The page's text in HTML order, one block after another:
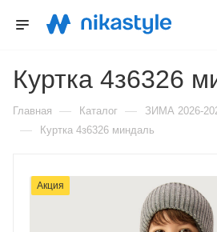
Куртка 4з6326
Главная — Каталог — ЗИМА 2026-
— Куртка 4з6326 миндаль
Акция